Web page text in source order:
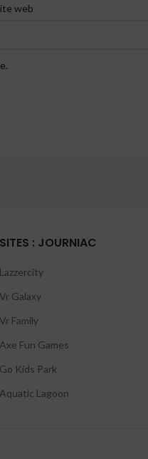
web
SITES : JOURNIAC
Lazzercity
Vr Galaxy
Vr Family
Axe Fun Games
Go Kids Park
Aquatic Lagoon